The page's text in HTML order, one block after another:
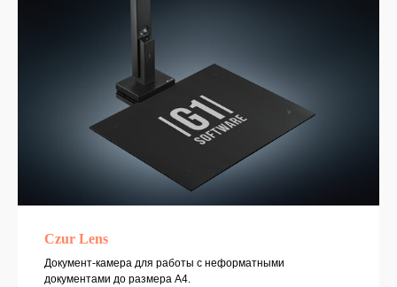
Czur Lens
Документ-камера для работы с неформатными
документами до размера А4.
Service
Интеграции
Оборудование